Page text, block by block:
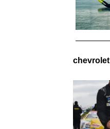
chevrolet